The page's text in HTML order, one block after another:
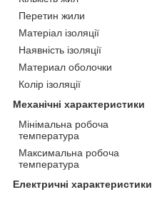
Перетин жили
Матеріал ізоляції
Наявність ізоляції
Материал оболочки
Колір ізоляції
Механічні характеристики
Мінімальна робоча
температура
Максимальна робоча
температура
Електричні характеристики